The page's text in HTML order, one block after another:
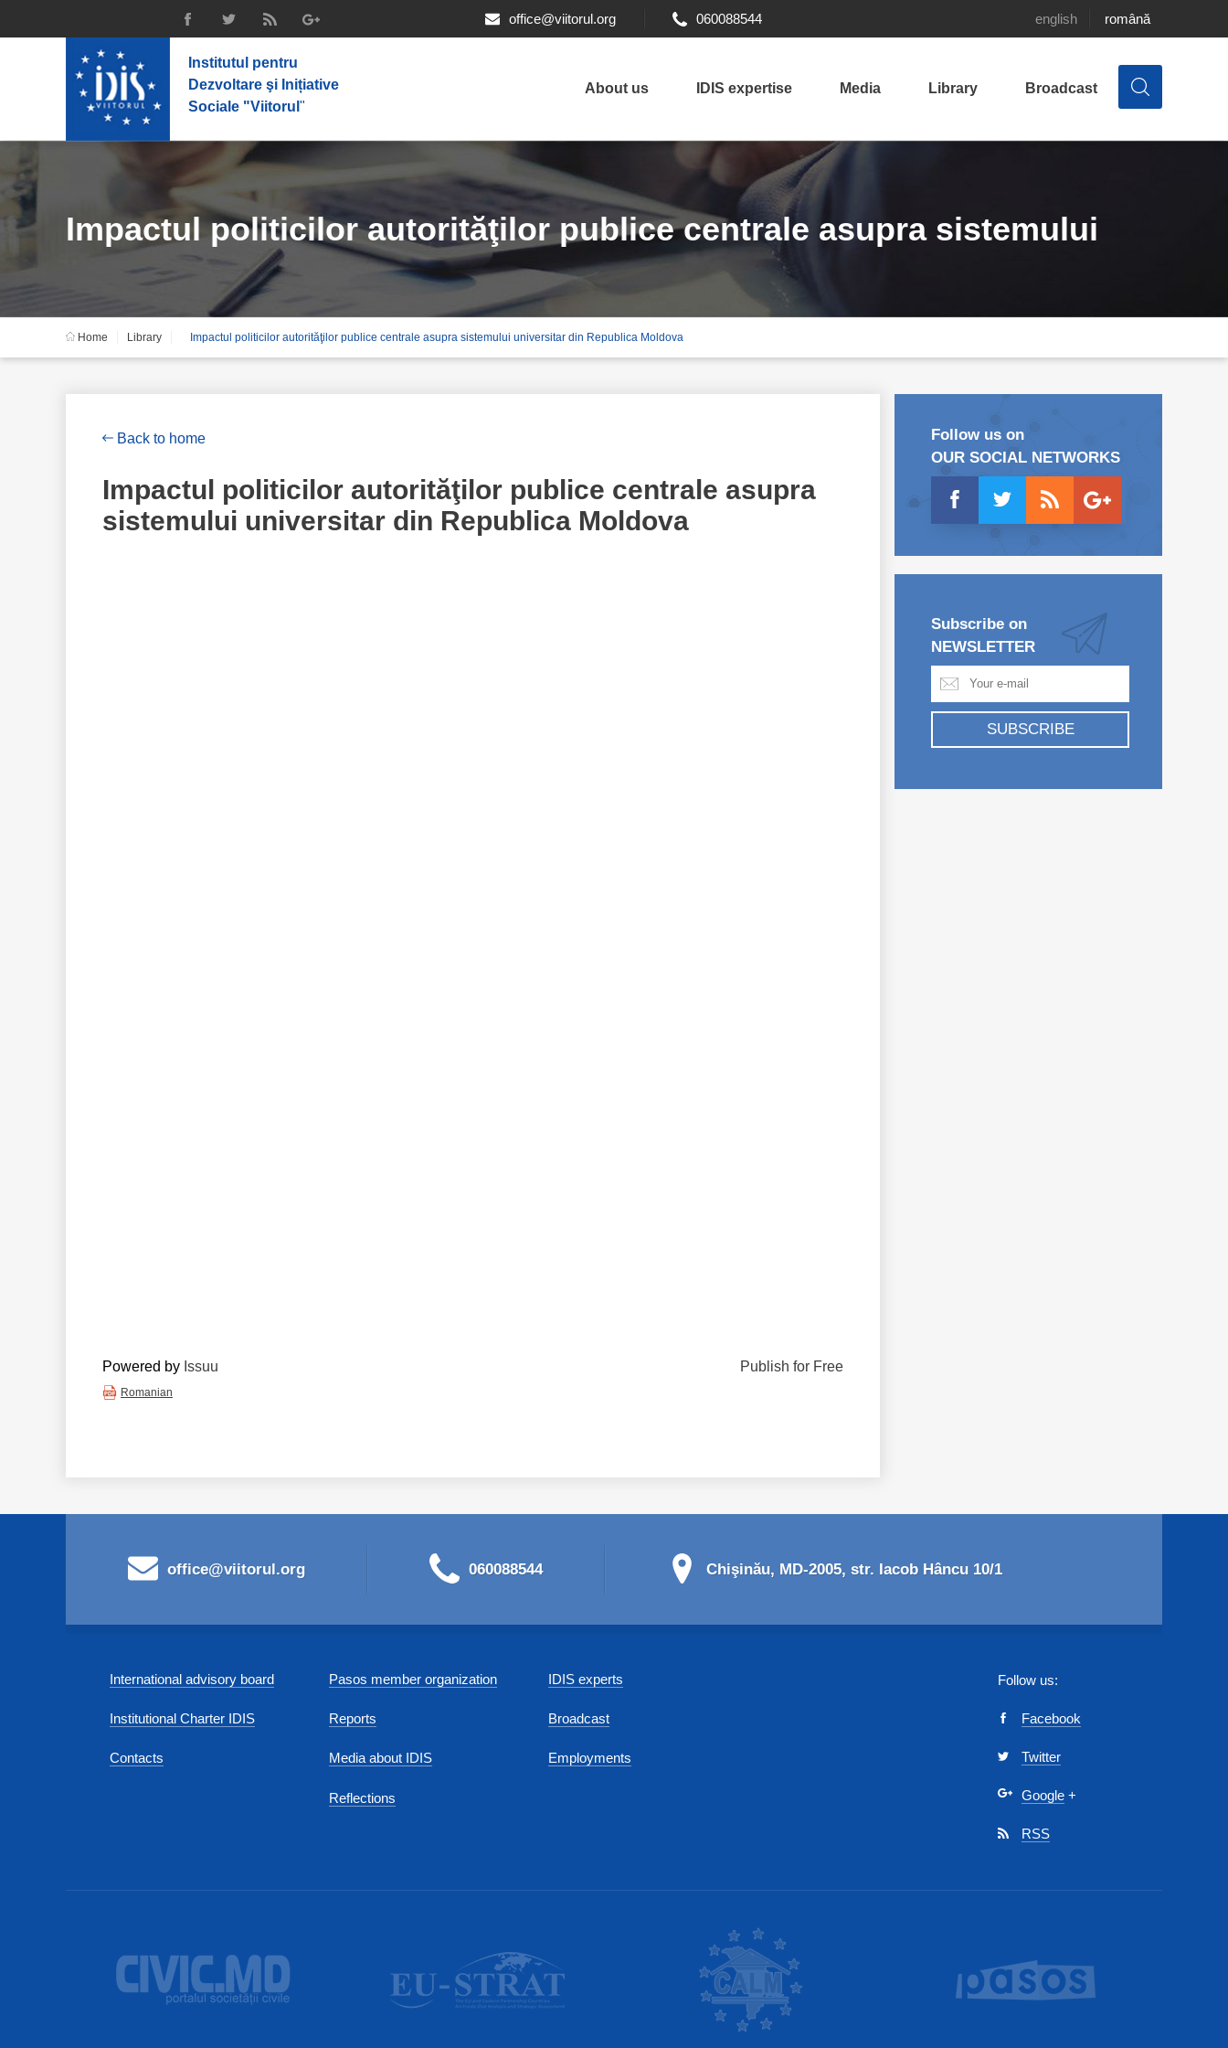
office@viitorul.org 060088544 english română
Institutul pentru
Dezvoltare şi Inițiative
Sociale "Viitorul "
About us IDIS expertise Media Library Broadcast
Impactul politicilor autorităţilor publice centrale asupra sistemului
Home Library Impactul politicilor autorităţilor publice centrale asupra sistemului universitar din Republica Moldova
Back to home
Impactul politicilor autorităţilor publice centrale asupra
sistemului universitar din Republica Moldova
Powered by Issuu Publish for Free
Romanian
Follow us on
OUR SOCIAL NETWORKS
Subscribe on
NEWSLETTER
SUBSCRIBE
office@viitorul.org 060088544 Chişinău, MD-2005, str. Iacob Hâncu 10/1
International advisory board
Institutional Charter IDIS
Contacts
Pasos member organization
Reports
Media about IDIS
Reflections
IDIS experts
Broadcast
Employments
Follow us:
Facebook
Twitter
Google +
RSS